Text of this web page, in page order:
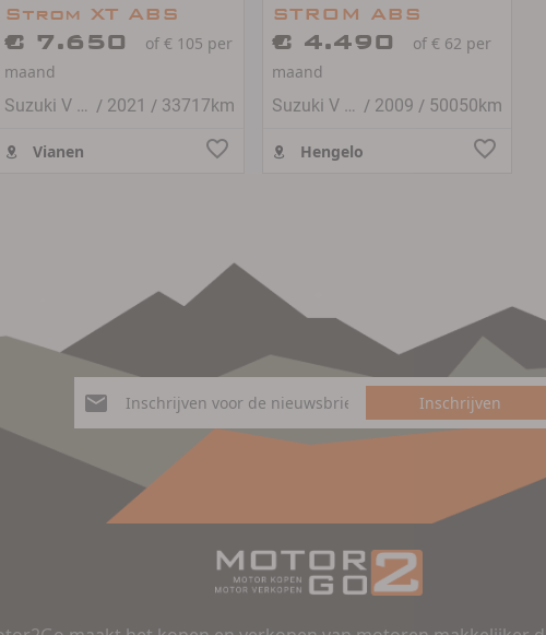
Strom XT ABS
€ 7.650
of € 105 per
maand
Suzuki V STROM 650 / 2021 / 33717km
Vianen
STROM ABS
€ 4.490
of € 62 per
maand
Suzuki V STROM 650 / 2009 / 50050km
Hengelo
Inschrijven